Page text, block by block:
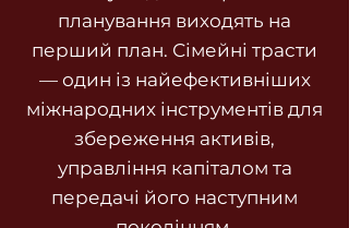
планування виходять на
перший план. Сімейні трасти
— один із найефективніших
міжнародних інструментів для
збереження активів,
управління капіталом та
передачі його наступним